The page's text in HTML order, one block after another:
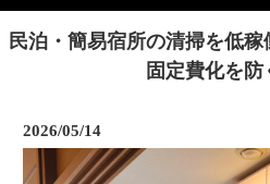
民泊・簡易宿所の清掃を低稼
固定費化を防
2026/05/14